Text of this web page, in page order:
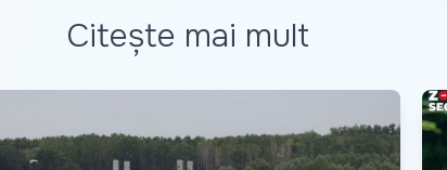
Citește mai mult